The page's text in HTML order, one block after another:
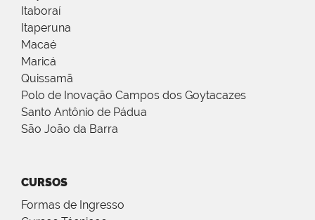
Itaboraí
Itaperuna
Macaé
Maricá
Quissamã
Polo de Inovação Campos dos Goytacazes
Santo Antônio de Pádua
São João da Barra
CURSOS
Formas de Ingresso